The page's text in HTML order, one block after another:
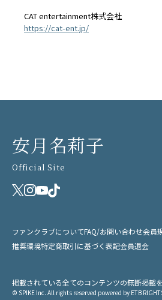
CAT entertainment株式会社
https://cat-ent.jp/
安月名莉子
Official Site
ファンクラブについてFAQ/お問い合わせ会員
推奨環境特定商取引に基づく表記会員退会
掲載されている全てのコンテンツの無断掲載を
© SPIKE Inc. All rights reserved powered by ETB